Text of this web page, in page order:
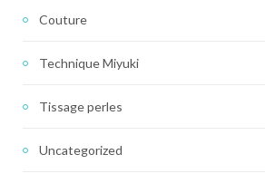
Couture
Technique Miyuki
Tissage perles
Uncategorized